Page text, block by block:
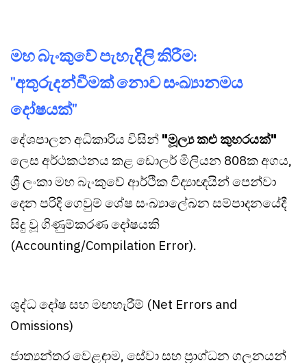
මහ බැංකුවේ පැහැදිලි කිරීම:
"අතුරුදන්වීමක් නොව සංඛ්‍යානමය
දෝෂයක්"
දේශපාලන අධිකාරිය විසින් "මූල්‍ය කළු කුහරයක්"
ලෙස අර්ථකථනය කළ ඩොලර් මිලියන 808ක අගය,
ශ්‍රී ලංකා මහ බැංකුවේ ආර්ථික විද්‍යාඥයින් පෙන්වා
දෙන පරිදි ගෙවුම් ශේෂ සංඛ්‍යාලේඛන සම්පාදනයේදී
සිදු වූ ගිණුම්කරණ දෝෂයකි
(Accounting/Compilation Error).
ශුද්ධ දෝෂ සහ මඟහැරීම් (Net Errors and
Omissions)
ජාත්‍යන්තර වෙළඳාම, සේවා සහ ප්‍රාග්ධන ගලනයන්